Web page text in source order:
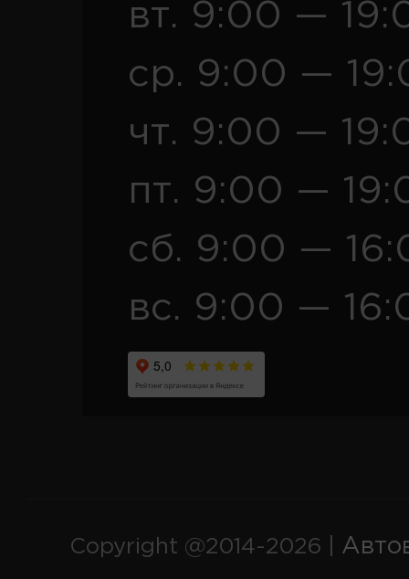
вт. 9:00 —
ср. 9:00 —
чт. 9:00 —
пт. 9:00 —
сб. 9:00 —
вс. 9:00 —
Copyright @2014-2026 |